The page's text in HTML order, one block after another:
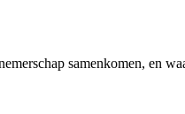
samenkomen, en